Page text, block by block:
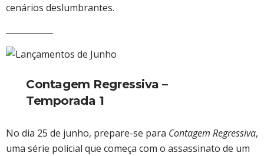
cenários deslumbrantes.
Contagem Regressiva –
Temporada 1
No dia 25 de junho, prepare-se para Contagem Regressiva,
uma série policial que começa com o assassinato de um